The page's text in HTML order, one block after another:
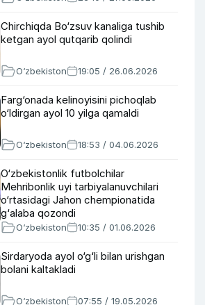
Chirchiqda Bo‘zsuv kanaliga tushib
ketgan ayol qutqarib qolindi
O‘zbekiston 19:05 / 26.06.2026
Farg‘onada kelinoyisini pichoqlab
o‘ldirgan ayol 10 yilga qamaldi
O‘zbekiston 18:53 / 04.06.2026
O‘zbekistonlik futbolchilar
Mehribonlik uyi tarbiyalanuvchilari
o‘rtasidagi Jahon chempionatida
g‘alaba qozondi
O‘zbekiston 10:35 / 01.06.2026
Sirdaryoda ayol o‘g‘li bilan urishgan
bolani kaltakladi
O‘zbekiston 07:55 / 19.05.2026